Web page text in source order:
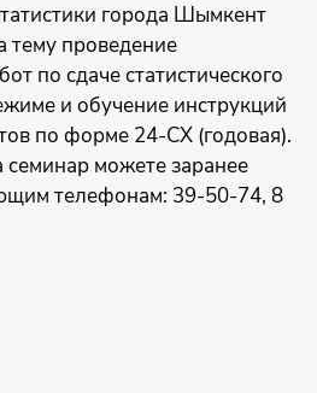
города Шымкент
тему проведение
по сдаче статистического
и обучение инструкций
по форме 24-СХ (годовая).
можете заранее
телефонам: 39-50-74, 8